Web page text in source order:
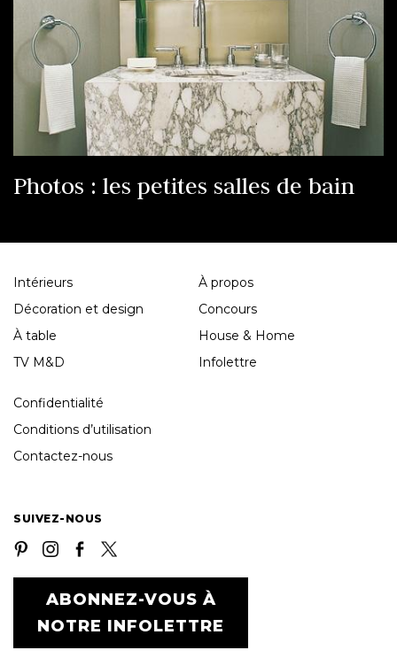
Photos : les petites salles de bain
Intérieurs
Décoration et design
À table
TV M&D
À propos
Concours
House & Home
Infolettre
Confidentialité
Conditions d’utilisation
Contactez-nous
SUIVEZ-NOUS
ABONNEZ-VOUS À
NOTRE INFOLETTRE